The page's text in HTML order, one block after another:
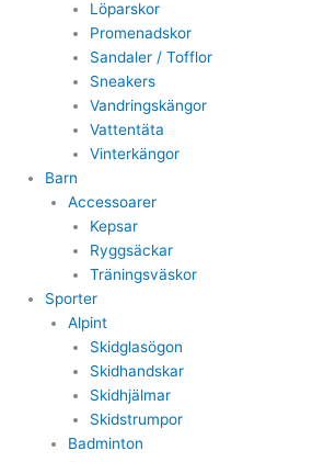
Löparskor
Promenadskor
Sandaler / Tofflor
Sneakers
Vandringskängor
Vattentäta
Vinterkängor
Barn
Accessoarer
Kepsar
Ryggsäckar
Träningsväskor
Sporter
Alpint
Skidglasögon
Skidhandskar
Skidhjälmar
Skidstrumpor
Badminton